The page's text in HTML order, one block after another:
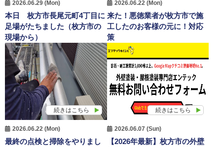
2026.06.29 (Mon)
本日 枚方市長尾元町4丁目に
足場がたちました（枚方市の
現場から）
2026.06.22 (Mon)
来た！悪徳業者が枚方市で施
工したのお客様の元に！対応
策
続きはこちら
2026.06.22 (Mon)
最終の点検と掃除をやりまし
続きはこちら
2026.06.07 (Sun)
【2026年最新】枚方市の外壁